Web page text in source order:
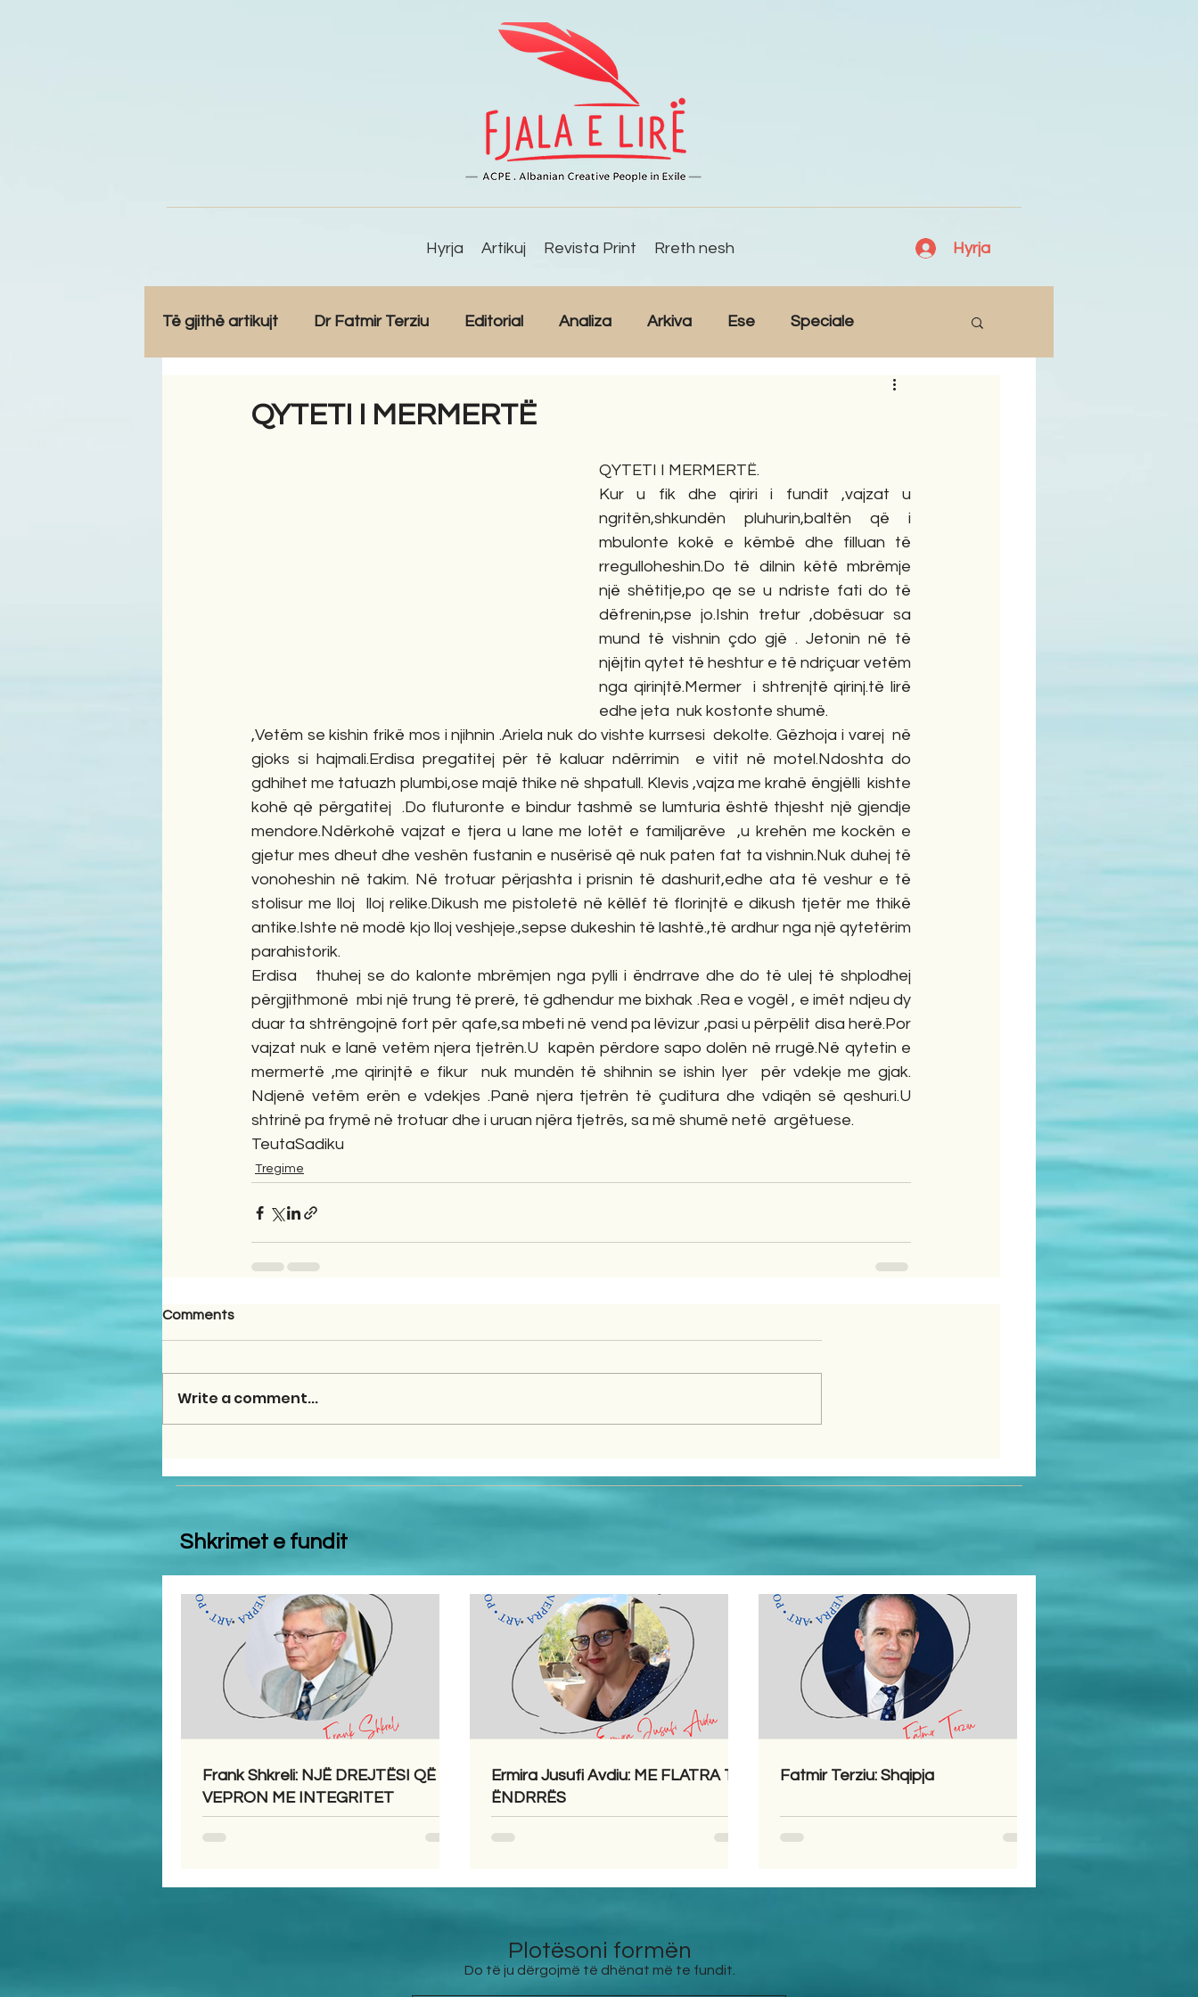
Hyrja Artikuj Revista Print Rreth nesh Hyrja
Të gjithë artikujt Dr Fatmir Terziu Editorial Analiza Arkiva Ese Speciale
Romane English Përkthime
QYTETI I MERMERTË
QYTETI I MERMERTË.
Kur u fik dhe qiriri i fundit ,vajzat u
ngritën,shkundën pluhurin,baltën që i
mbulonte kokë e këmbë dhe filluan të
rregulloheshin.Do të dilnin këtë mbrëmje
një shëtitje,po qe se u ndriste fati do të
dëfrenin,pse jo.Ishin tretur ,dobësuar sa
mund të vishnin çdo gjë . Jetonin në të
njëjtin qytet të heshtur e të ndriçuar vetëm
nga qirinjtë.Mermer  i shtrenjtë qirinj.të lirë
edhe jeta  nuk kostonte shumë.
,Vetëm se kishin frikë mos i njihnin .Ariela nuk do vishte kurrsesi  dekolte. Gëzhoja i varej  në
gjoks si hajmali.Erdisa pregatitej për të kaluar ndërrimin  e vitit në motel.Ndoshta do
gdhihet me tatuazh plumbi,ose majë thike në shpatull. Klevis ,vajza me krahë ëngjëlli  kishte
kohë që përgatitej  .Do fluturonte e bindur tashmë se lumturia është thjesht një gjendje
mendore.Ndërkohë vajzat e tjera u lane me lotët e familjarëve  ,u krehën me kockën e
gjetur mes dheut dhe veshën fustanin e nusërisë që nuk paten fat ta vishnin.Nuk duhej të
vonoheshin në takim. Në trotuar përjashta i prisnin të dashurit,edhe ata të veshur e të
stolisur me lloj  lloj relike.Dikush me pistoletë në këllëf të florinjtë e dikush tjetër me thikë
antike.Ishte në modë kjo lloj veshjeje.,sepse dukeshin të lashtë.,të ardhur nga një qytetërim
parahistorik.
Erdisa   thuhej se do kalonte mbrëmjen nga pylli i ëndrrave dhe do të ulej të shplodhej
përgjithmonë  mbi një trung të prerë, të gdhendur me bixhak .Rea e vogël , e imët ndjeu dy
duar ta shtrëngojnë fort për qafe,sa mbeti në vend pa lëvizur ,pasi u përpëlit disa herë.Por
vajzat nuk e lanë vetëm njera tjetrën.U  kapën përdore sapo dolën në rrugë.Në qytetin e
mermertë ,me qirinjtë e fikur  nuk mundën të shihnin se ishin lyer  për vdekje me gjak.
Ndjenë vetëm erën e vdekjes .Panë njera tjetrën të çuditura dhe vdiqën së qeshuri.U
shtrinë pa frymë në trotuar dhe i uruan njëra tjetrës, sa më shumë netë  argëtuese.
TeutaSadiku
Tregime
Comments
Write a comment...
Shkrimet e fundit
Frank Shkreli: NJË DREJTËSI QË
VEPRON ME INTEGRITET
Ermira Jusufi Avdiu: ME FLATRA TË
ËNDRRËS
Fatmir Terziu: Shqipja
Plotësoni formën
Do të ju dërgojmë të dhënat më te fundit.